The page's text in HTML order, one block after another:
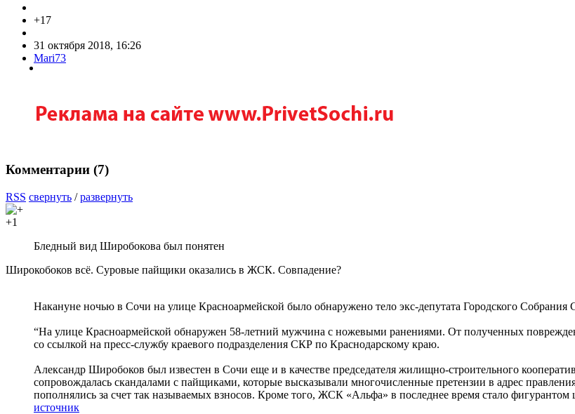
+17
31 октября 2018, 16:26
Mari73
Комментарии (7)
RSS свернуть /развернуть
+1
Бледный вид Широбокова был понятен
Широкобоков всё. Суровые пайщики оказались в ЖСК. Совпадение?
Накануне ночью в Сочи на улице Красноармейской было обнаружено тело экс-депутата Городского
“На улице Красноармейской обнаружен 58-летний мужчина с ножевыми ранениями. От полученных
со ссылкой на пресс-службу краевого подразделения СКР по Краснодарскому краю.
Александр Широбоков был известен в Сочи еще и в качестве председателя жилищно-строительного
сопровождалась скандалами с пайщиками, которые высказывали многочисленные претензии в адрес
пополнялись за счет так называемых взносов. Кроме того, ЖСК «Альфа» в последнее время стало фигурантом
источник